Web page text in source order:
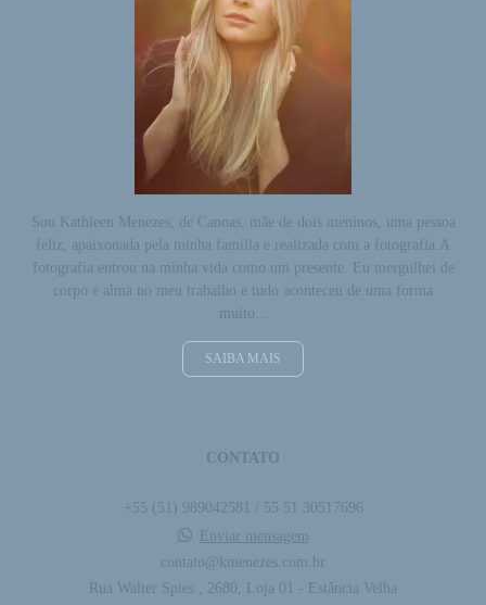
Sou Kathleen Menezes, de Canoas, mãe de dois meninos, uma pessoa
feliz, apaixonada pela minha família e realizada com a fotografia.A
fotografia entrou na minha vida como um presente. Eu mergulhei de
corpo e alma no meu trabalho e tudo aconteceu de uma forma
muito...
SAIBA MAIS
CONTATO
+55 (51) 989042581 / 55 51 30517696
Enviar mensagem
contato@kmenezes.com.br
Rua Walter Spies , 2680, Loja 01 - Estância Velha